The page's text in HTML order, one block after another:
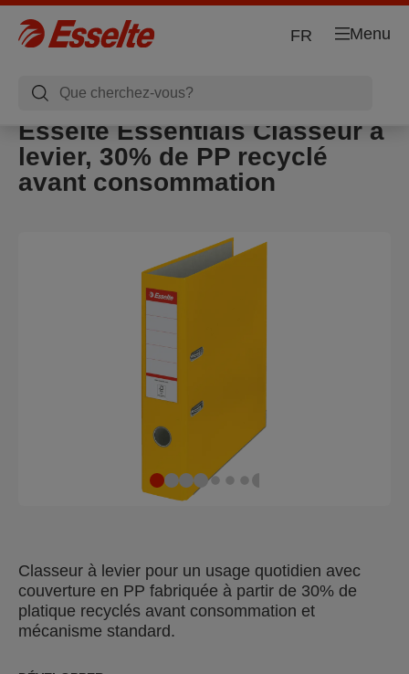
Menu
FR
Esselte Essentials Classeur à
levier, 30% de PP recyclé
avant consommation
Classeur à levier pour un usage quotidien avec
couverture en PP fabriquée à partir de 30% de
platique recyclés avant consommation et
mécanisme standard.